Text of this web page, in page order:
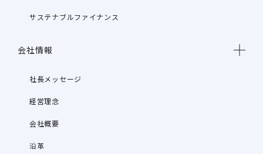
サステナブルファイナンス
会社情報
社長メッセージ
経営理念
会社概要
沿革